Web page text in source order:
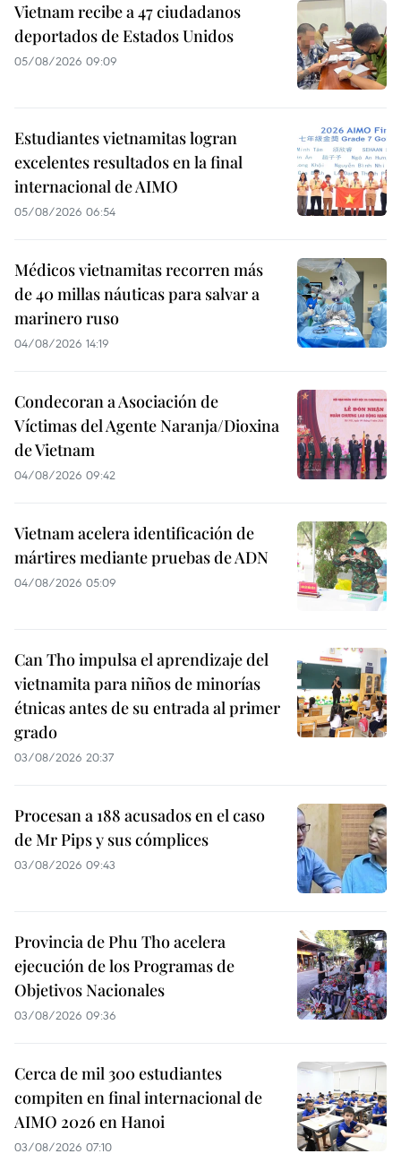
Vietnam recibe a 47 ciudadanos
deportados de Estados Unidos
05/08/2026 09:09
Estudiantes vietnamitas logran
excelentes resultados en la final
internacional de AIMO
05/08/2026 06:54
Médicos vietnamitas recorren más
de 40 millas náuticas para salvar a
marinero ruso
04/08/2026 14:19
Condecoran a Asociación de
Víctimas del Agente Naranja/Dioxina
de Vietnam
04/08/2026 09:42
Vietnam acelera identificación de
mártires mediante pruebas de ADN
04/08/2026 05:09
Can Tho impulsa el aprendizaje del
vietnamita para niños de minorías
étnicas antes de su entrada al primer
grado
03/08/2026 20:37
Procesan a 188 acusados en el caso
de Mr Pips y sus cómplices
03/08/2026 09:43
Provincia de Phu Tho acelera
ejecución de los Programas de
Objetivos Nacionales
03/08/2026 09:36
Cerca de mil 300 estudiantes
compiten en final internacional de
AIMO 2026 en Hanoi
03/08/2026 07:10